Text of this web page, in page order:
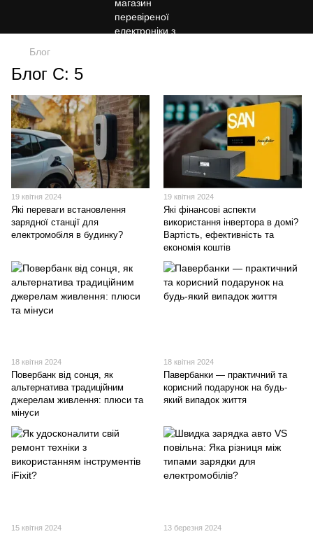
Блог
Блог С: 5
19 квітня 2024
Які переваги встановлення
зарядної станції для
електромобіля в будинку?
19 квітня 2024
Які фінансові аспекти
використання інвертора в домі?
Вартість, ефективність та
економія коштів
18 квітня 2024
Повербанк від сонця, як
альтернатива традиційним
джерелам живлення: плюси та
мінуси
18 квітня 2024
Павербанки — практичний та
корисний подарунок на будь-
який випадок життя
15 квітня 2024 13 березня 2024